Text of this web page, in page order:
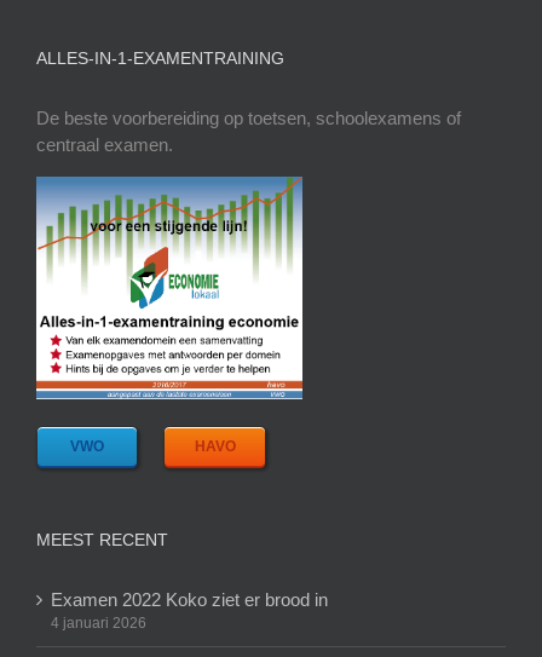
ALLES-IN-1-EXAMENTRAINING
De beste voorbereiding op toetsen, schoolexamens of
centraal examen.
VWO HAVO
MEEST RECENT
Examen 2022 Koko ziet er brood in
4 januari 2026